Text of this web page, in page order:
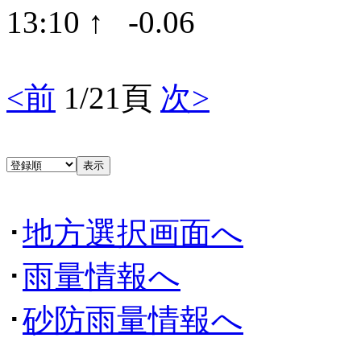
13:10 ↑ -0.06
<前 1/21頁 次>
･地方選択画面へ
･雨量情報へ
･砂防雨量情報へ